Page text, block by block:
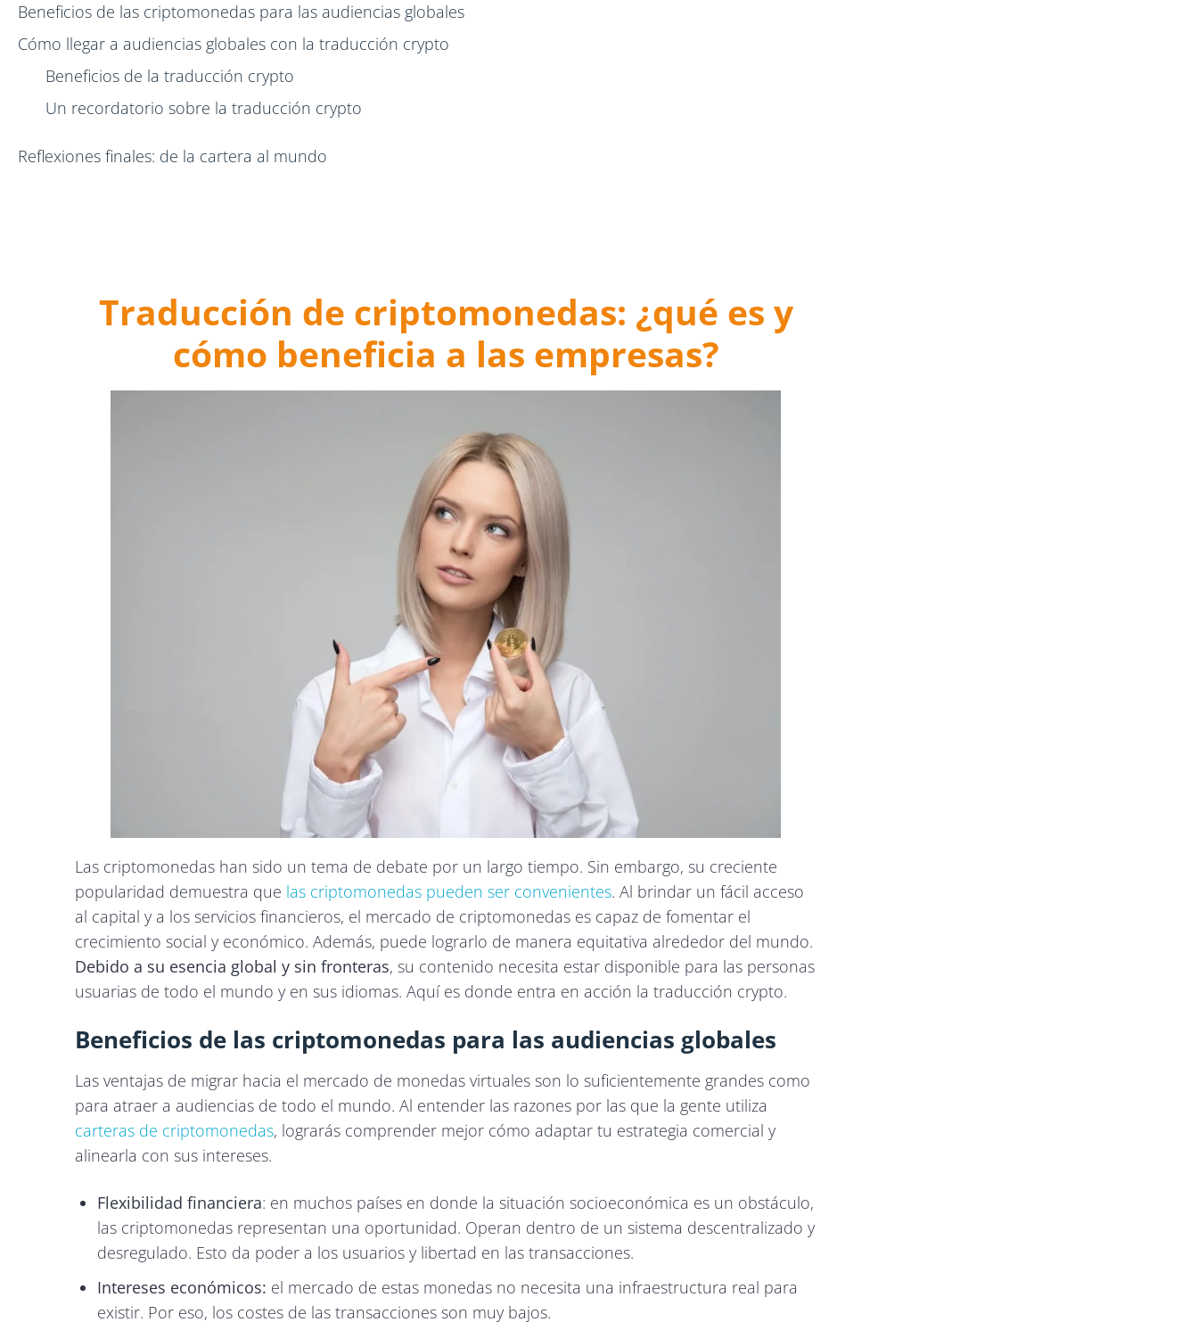
Beneficios de las criptomonedas para las audiencias globales
Cómo llegar a audiencias globales con la traducción crypto
Beneficios de la traducción crypto
Un recordatorio sobre la traducción crypto
Reflexiones finales: de la cartera al mundo
Traducción de criptomonedas: ¿qué es y
cómo beneficia a las empresas?
Las criptomonedas han sido un tema de debate por un largo tiempo. Sin embargo, su creciente
popularidad demuestra que las criptomonedas pueden ser convenientes. Al brindar un fácil acceso
al capital y a los servicios financieros, el mercado de criptomonedas es capaz de fomentar el
crecimiento social y económico. Además, puede lograrlo de manera equitativa alrededor del mundo.
Debido a su esencia global y sin fronteras, su contenido necesita estar disponible para las personas
usuarias de todo el mundo y en sus idiomas. Aquí es donde entra en acción la traducción crypto.
Beneficios de las criptomonedas para las audiencias globales
Las ventajas de migrar hacia el mercado de monedas virtuales son lo suficientemente grandes como
para atraer a audiencias de todo el mundo. Al entender las razones por las que la gente utiliza
carteras de criptomonedas, lograrás comprender mejor cómo adaptar tu estrategia comercial y
alinearla con sus intereses.
Flexibilidad financiera: en muchos países en donde la situación socioeconómica es un obstáculo,
las criptomonedas representan una oportunidad. Operan dentro de un sistema descentralizado y
desregulado. Esto da poder a los usuarios y libertad en las transacciones.
Intereses económicos: el mercado de estas monedas no necesita una infraestructura real para
existir. Por eso, los costes de las transacciones son muy bajos.